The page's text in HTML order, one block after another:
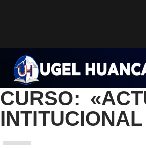
contenido
CURSO: